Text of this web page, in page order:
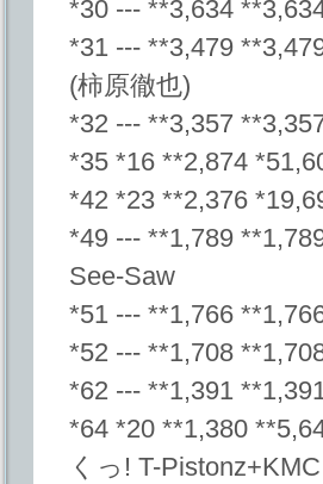
*30 --- **3,634
*31 --- **3,479
(柿原徹也)
*32 --- **3,357
*35 *16 **2,874
*42 *23 **2,376
*49 --- **1,789
See-Saw
*51 --- **1,766
*52 --- **1,708
*62 --- **1,391
*64 *20 **1,380
くっ! T-Pistonz+KMC